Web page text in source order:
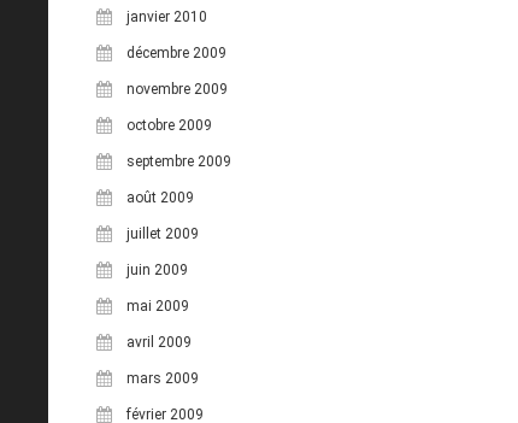
janvier 2010
décembre 2009
novembre 2009
octobre 2009
septembre 2009
août 2009
juillet 2009
juin 2009
mai 2009
avril 2009
mars 2009
février 2009